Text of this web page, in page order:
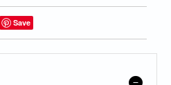
Save